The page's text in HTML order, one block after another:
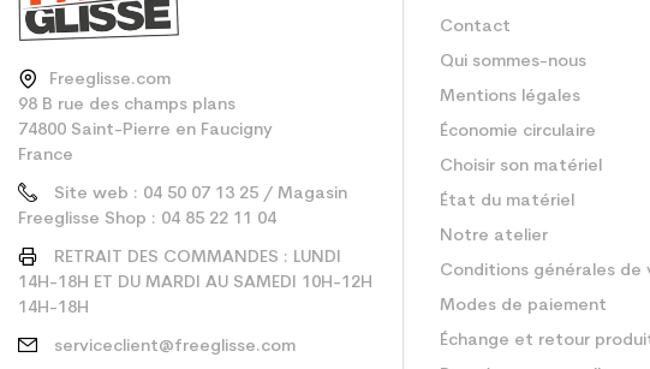
Freeglisse.com
98 B rue des champs plans
74800 Saint-Pierre en Faucigny
France
Site web : 04 50 07 13 25 / Magasin
Freeglisse Shop : 04 85 22 11 04
RETRAIT DES COMMANDES : LUNDI
14H-18H ET DU MARDI AU SAMEDI 10H-12H
14H-18H
serviceclient@freeglisse.com
Contact
Qui sommes-nous
Mentions légales
Économie circulaire
Choisir son matériel
État du matériel
Notre atelier
Conditions générales de
Modes de paiement
Échange et retour